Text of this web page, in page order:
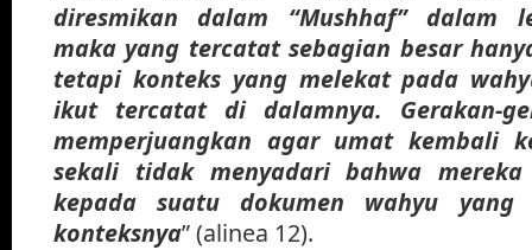
diresmikan dalam “Mushhaf” dalam
maka yang tercatat sebagian besar
tetapi konteks yang melekat pada
ikut tercatat di dalamnya. Gerakan-
memperjuangkan agar umat kembali
sekali tidak menyadari bahwa mereka
kepada suatu dokumen wahyu yang
konteksnya” (alinea 12).